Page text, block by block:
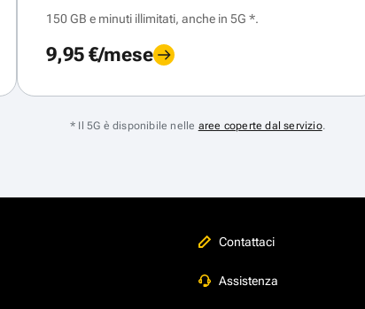
150 GB e minuti illimitati, anche in 5G *.
9,95 €/mese
* Il 5G è disponibile nelle aree coperte dal servizio.
Contattaci
Assistenza